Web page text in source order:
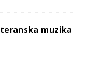
muzika